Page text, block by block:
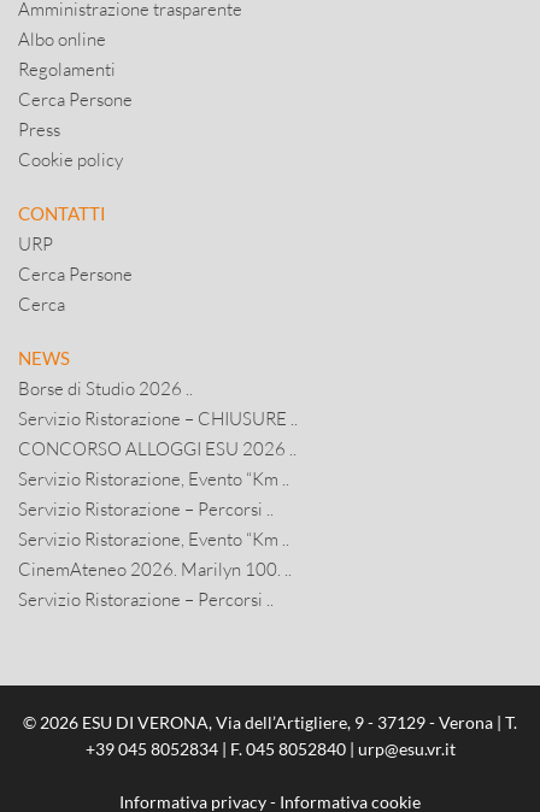
Amministrazione trasparente
Albo online
Regolamenti
Cerca Persone
Press
Cookie policy
CONTATTI
URP
Cerca Persone
Cerca
NEWS
Borse di Studio 2026 ..
Servizio Ristorazione – CHIUSURE ..
CONCORSO ALLOGGI ESU 2026 ..
Servizio Ristorazione, Evento “Km ..
Servizio Ristorazione – Percorsi ..
Servizio Ristorazione, Evento “Km ..
CinemAteneo 2026. Marilyn 100. ..
Servizio Ristorazione – Percorsi ..
© 2026 ESU DI VERONA, Via dell’Artigliere, 9 - 37129 - Verona | T.
+39 045 8052834| F. 045 8052840 | urp@esu.vr.it
Informativa privacy- Informativa cookie